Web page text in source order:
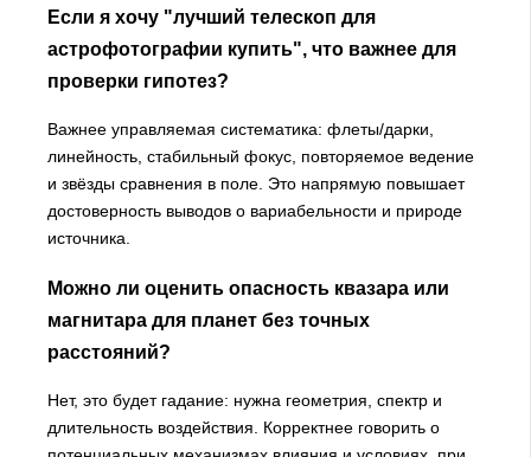
Если я хочу "лучший телескоп для
астрофотографии купить", что важнее для
проверки гипотез?
Важнее управляемая систематика: флеты/дарки,
линейность, стабильный фокус, повторяемое ведение
и звёзды сравнения в поле. Это напрямую повышает
достоверность выводов о вариабельности и природе
источника.
Можно ли оценить опасность квазара или
магнитара для планет без точных
расстояний?
Нет, это будет гадание: нужна геометрия, спектр и
длительность воздействия. Корректнее говорить о